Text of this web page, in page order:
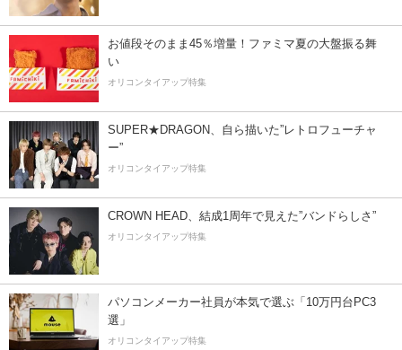
お値段そのまま45％増量！ファミマ夏の大盤振る舞
い
オリコンタイアップ特集
SUPER★DRAGON、自ら描いた”レトロフューチャ
ー”
オリコンタイアップ特集
CROWN HEAD、結成1周年で見えた”バンドらしさ”
オリコンタイアップ特集
パソコンメーカー社員が本気で選ぶ「10万円台PC3
選」
オリコンタイアップ特集